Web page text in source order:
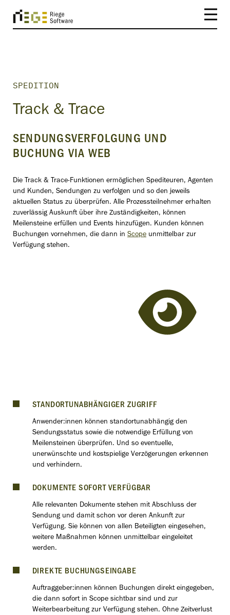
SPEDITION
Track & Trace
SENDUNGSVERFOLGUNG UND
BUCHUNG VIA WEB
Die Track & Trace-Funktionen ermöglichen Spediteuren, Agenten
und Kunden, Sendungen zu verfolgen und so den jeweils
aktuellen Status zu überprüfen. Alle Prozessteilnehmer erhalten
zuverlässig Auskunft über ihre Zuständigkeiten, können
Meilensteine erfüllen und Events hinzufügen. Kunden können
Buchungen vornehmen, die dann in Scope unmittelbar zur
Verfügung stehen.
STANDORTUNABHÄNGIGER ZUGRIFF
Anwender:innen können standortunabhängig den
Sendungsstatus sowie die notwendige Erfüllung von
Meilensteinen überprüfen. Und so eventuelle,
unerwünschte und kostspielige Verzögerungen erkennen
und verhindern.
DOKUMENTE SOFORT VERFÜGBAR
Alle relevanten Dokumente stehen mit Abschluss der
Sendung und damit schon vor deren Ankunft zur
Verfügung. Sie können von allen Beteiligten eingesehen,
weitere Maßnahmen können unmittelbar eingeleitet
werden.
DIREKTE BUCHUNGSEINGABE
Auftraggeber:innen können Buchungen direkt eingegeben,
die dann sofort in Scope sichtbar sind und zur
Weiterbearbeitung zur Verfügung stehen. Ohne Zeitverlust